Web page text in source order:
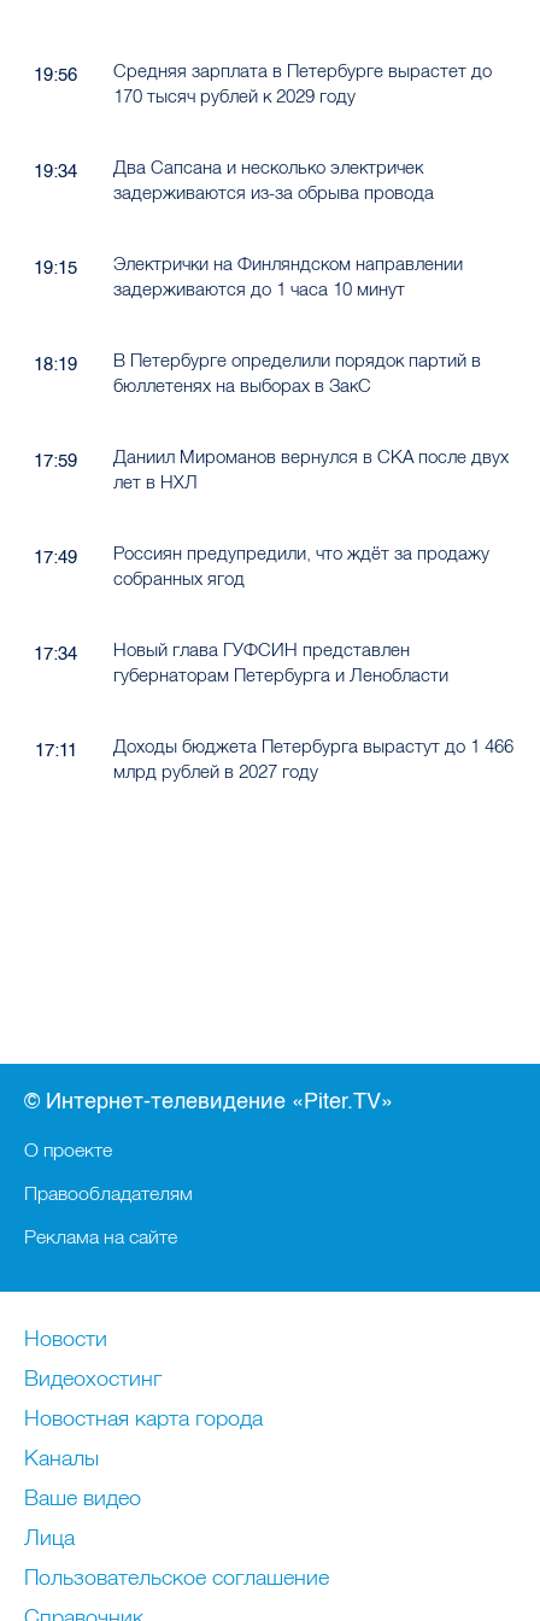
19:56
Средняя зарплата в Петербурге вырастет до
170 тысяч рублей к 2029 году
19:34
Два Сапсана и несколько электричек
задерживаются из-за обрыва провода
19:15
Электрички на Финляндском направлении
задерживаются до 1 часа 10 минут
18:19
В Петербурге определили порядок партий в
бюллетенях на выборах в ЗакС
17:59
Даниил Мироманов вернулся в СКА после двух
лет в НХЛ
17:49
Россиян предупредили, что ждёт за продажу
собранных ягод
17:34
Новый глава ГУФСИН представлен
губернаторам Петербурга и Ленобласти
17:11
Доходы бюджета Петербурга вырастут до 1 466
млрд рублей в 2027 году
© Интернет-телевидение «Piter.TV»
О проекте
Правообладателям
Реклама на сайте
Новости
Видеохостинг
Новостная карта города
Каналы
Ваше видео
Лица
Пользовательское соглашение